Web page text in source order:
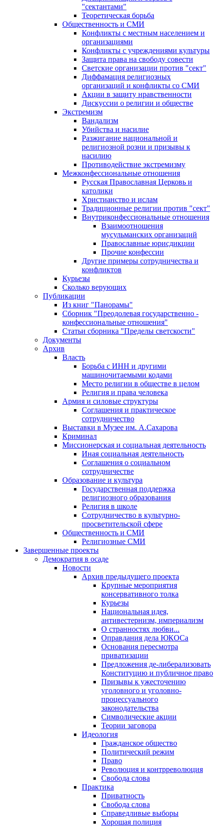
"сектантами"
Теоретическая борьба
Общественность и СМИ
Конфликты с местным населением и
организациями
Конфликты с учреждениями культуры
Защита права на свободу совести
Светские организации против "сект"
Диффамация религиозных
организаций и конфликты со СМИ
Акции в защиту нравственности
Дискуссии о религии и обществе
Экстремизм
Вандализм
Убийства и насилие
Разжигание национальной и
религиозной розни и призывы к
насилию
Противодействие экстремизму
Межконфессиональные отношения
Русская Православная Церковь и
католики
Христианство и ислам
Традиционные религии против "сект"
Внутриконфессиональные отношения
Взаимоотношения
мусульманских организаций
Православные юрисдикции
Прочие конфессии
Другие примеры сотрудничества и
конфликтов
Курьезы
Сколько верующих
Публикации
Из книг "Панорамы"
Сборник "Преодолевая государственно -
конфессиональные отношения"
Статьи сборника "Пределы светскости"
Документы
Архив
Власть
Борьба с ИНН и другими
машиночитаемыми кодами
Место религии в обществе в целом
Религия и права человека
Армия и силовые структуры
Соглашения и практическое
сотрудничество
Выставки в Музее им. А.Сахарова
Криминал
Миссионерская и социальная деятельность
Иная социальная деятельность
Соглашения о социальном
сотрудничестве
Образование и культура
Государственная поддержка
религиозного образования
Религия в школе
Сотрудничество в культурно-
просветительской сфере
Общественность и СМИ
Религиозные СМИ
Завершенные проекты
Демократия в осаде
Новости
Архив предыдущего проекта
Крупные мероприятия
консервативного толка
Курьезы
Национальная идея,
антивестернизм, империализм
О странностях любви...
Оправдания дела ЮКОСа
Основания пересмотра
приватизации
Предложения де-либерализовать
Конституцию и публичное право
Призывы к ужесточению
уголовного и уголовно-
процессуального
законодательства
Символические акции
Теории заговора
Идеология
Гражданское общество
Политический режим
Право
Революция и контрреволюция
Свобода слова
Практика
Приватность
Свобода слова
Справедливые выборы
Хорошая полиция